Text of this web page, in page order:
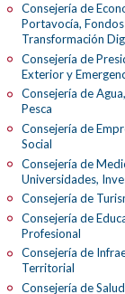
Consejería de
Portavocía,
Transformación
Consejería de
Exterior y
Consejería de
Pesca
Consejería de
Social
Consejería de
Universidades,
Consejería de
Consejería de
Profesional
Consejería de
Territorial
Consejería de Salud